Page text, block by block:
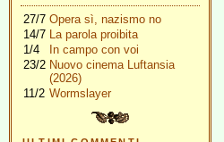
27/7 Opera sì, nazismo no
14/7 La parola proibita
1/4
In campo con voi
23/2 Nuovo cinema Luftansia
(2026)
11/2 Wormslayer